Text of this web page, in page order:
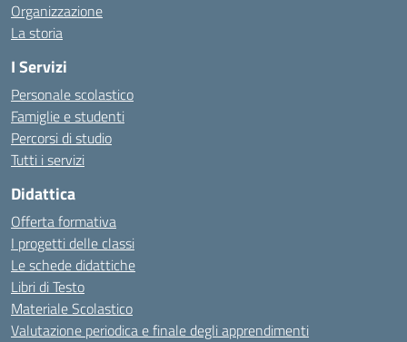
Organizzazione
La storia
I Servizi
Personale scolastico
Famiglie e studenti
Percorsi di studio
Tutti i servizi
Didattica
Offerta formativa
I progetti delle classi
Le schede didattiche
Libri di Testo
Materiale Scolastico
Valutazione periodica e finale degli apprendimenti